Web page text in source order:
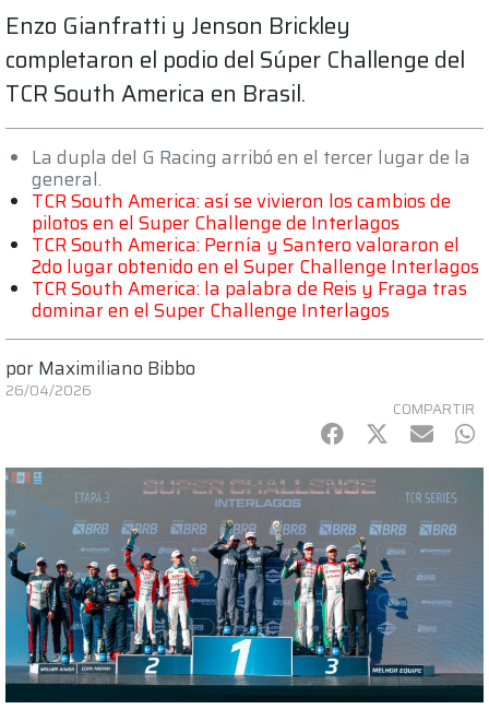
Enzo Gianfratti y Jenson Brickley
completaron el podio del Súper Challenge del
TCR South America en Brasil.
La dupla del G Racing arribó en el tercer lugar de la
general.
TCR South America: así se vivieron los cambios de
pilotos en el Super Challenge de Interlagos
TCR South America: Pernía y Santero valoraron el
2do lugar obtenido en el Super Challenge Interlagos
TCR South America: la palabra de Reis y Fraga tras
dominar en el Super Challenge Interlagos
por Maximiliano Bibbo
26/04/2026
COMPARTIR
Facebook
Twitter
mail